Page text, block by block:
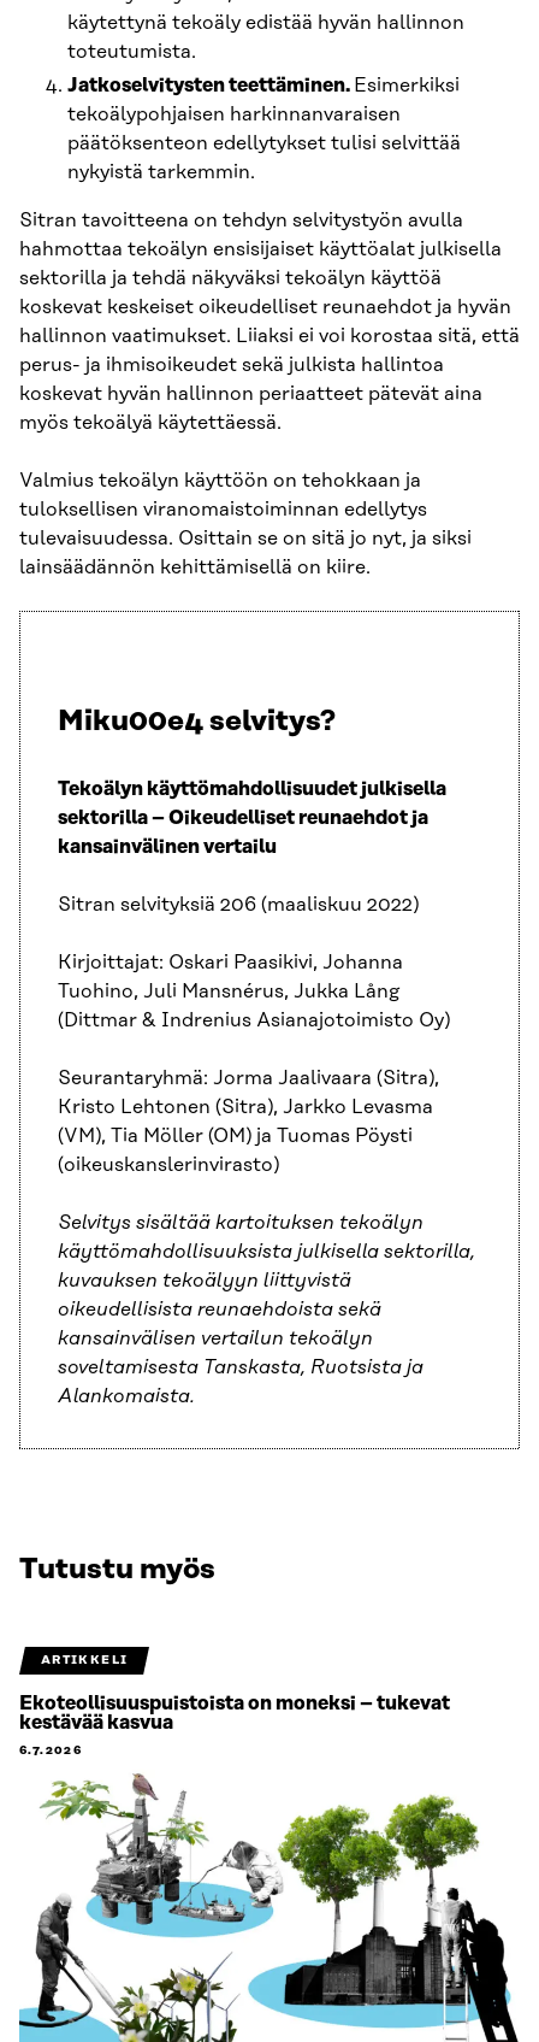
käytettynä tekoäly edistää hyvän hallinnon
toteutumista.
Jatkoselvitysten teettäminen. Esimerkiksi
tekoälypohjaisen harkinnanvaraisen
päätöksenteon edellytykset tulisi selvittää
nykyistä tarkemmin.
Sitran tavoitteena on tehdyn selvitystyön avulla
hahmottaa tekoälyn ensisijaiset käyttöalat julkisella
sektorilla ja tehdä näkyväksi tekoälyn käyttöä
koskevat keskeiset oikeudelliset reunaehdot ja hyvän
hallinnon vaatimukset. Liiaksi ei voi korostaa sitä, että
perus- ja ihmisoikeudet sekä julkista hallintoa
koskevat hyvän hallinnon periaatteet pätevät aina
myös tekoälyä käytettäessä.
Valmius tekoälyn käyttöön on tehokkaan ja
tuloksellisen viranomaistoiminnan edellytys
tulevaisuudessa. Osittain se on sitä jo nyt, ja siksi
lainsäädännön kehittämisellä on kiire.
Miku00e4 selvitys?
Tekoälyn käyttömahdollisuudet julkisella
sektorilla – Oikeudelliset reunaehdot ja
kansainvälinen vertailu
Sitran selvityksiä 206 (maaliskuu 2022)
Kirjoittajat: Oskari Paasikivi, Johanna
Tuohino, Juli Mansnérus, Jukka Lång
(Dittmar & Indrenius Asianajotoimisto Oy)
Seurantaryhmä: Jorma Jaalivaara (Sitra),
Kristo Lehtonen (Sitra), Jarkko Levasma
(VM), Tia Möller (OM) ja Tuomas Pöysti
(oikeuskanslerinvirasto)
Selvitys sisältää kartoituksen tekoälyn
käyttömahdollisuuksista julkisella sektorilla,
kuvauksen tekoälyyn liittyvistä
oikeudellisista reunaehdoista sekä
kansainvälisen vertailun tekoälyn
soveltamisesta Tanskasta, Ruotsista ja
Alankomaista.
Tutustu myös
ARTIKKELI
Ekoteollisuuspuistoista on moneksi – tukevat
kestävää kasvua
6.7.2026